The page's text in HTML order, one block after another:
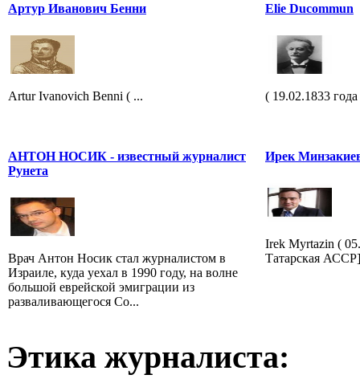
Артур Иванович Бенни
Artur Ivanovich Benni ( ...
Elie Ducommun
( 19.02.1833
АНТОН НОСИК - известный журналист
Рунета
Врач Антон Носик стал журналистом в
Израиле, куда уехал в 1990 году, на волне
большой еврейской эмиграции из
разваливающегося Со...
Ирек
Irek Myrtazin (
Татарская
Этика журналиста: